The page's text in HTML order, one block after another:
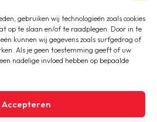
gebruiken wij technologieën zoals cookies
op te slaan en/of te raadplegen. Door in te
kunnen wij gegevens zoals surfgedrag of
Als je geen toestemming geeft of uw
nadelige invloed hebben op bepaalde
Accepteren
AFC